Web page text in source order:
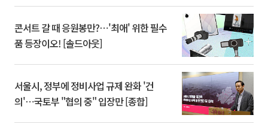
콘서트 갈 때 응원봉만?⋯'최애' 위한 필수
품 등장이오! [솔드아웃]
서울시, 정부에 정비사업 규제 완화 '건
의'⋯국토부 "협의 중" 입장만 [종합]